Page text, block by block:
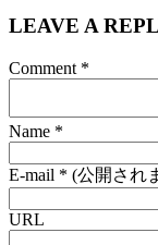
LEAVE A
Comment *
Name *
E-mail * (公開され
URL